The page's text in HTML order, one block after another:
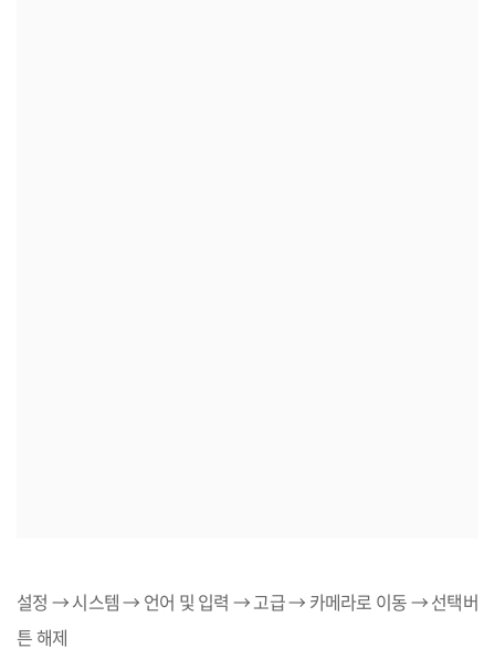
설정 →시스템→ 언어 및 입력 →고급→ 카메라로 이동→선택버
튼 해제